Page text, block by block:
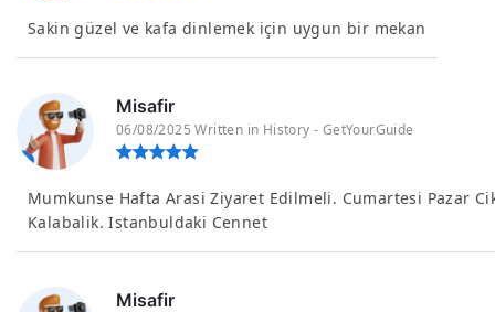
Sakin güzel ve kafa dinlemek için uygun bir mekan
Misafir
06/08/2025 Written in History - GetYourGuide
Mumkunse Hafta Arasi Ziyaret Edilmeli. Cumartesi Pazar
Kalabalik. Istanbuldaki Cennet
Misafir